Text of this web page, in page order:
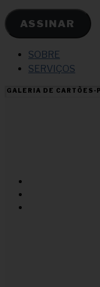
e-
mail
ASSINAR
SOBRE
SERVIÇOS
GALERIA DE CARTÕES-